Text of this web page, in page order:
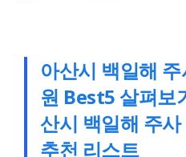
아산시 백일해 주
원 Best5 살펴
산시 백일해 주사
추천 리스트